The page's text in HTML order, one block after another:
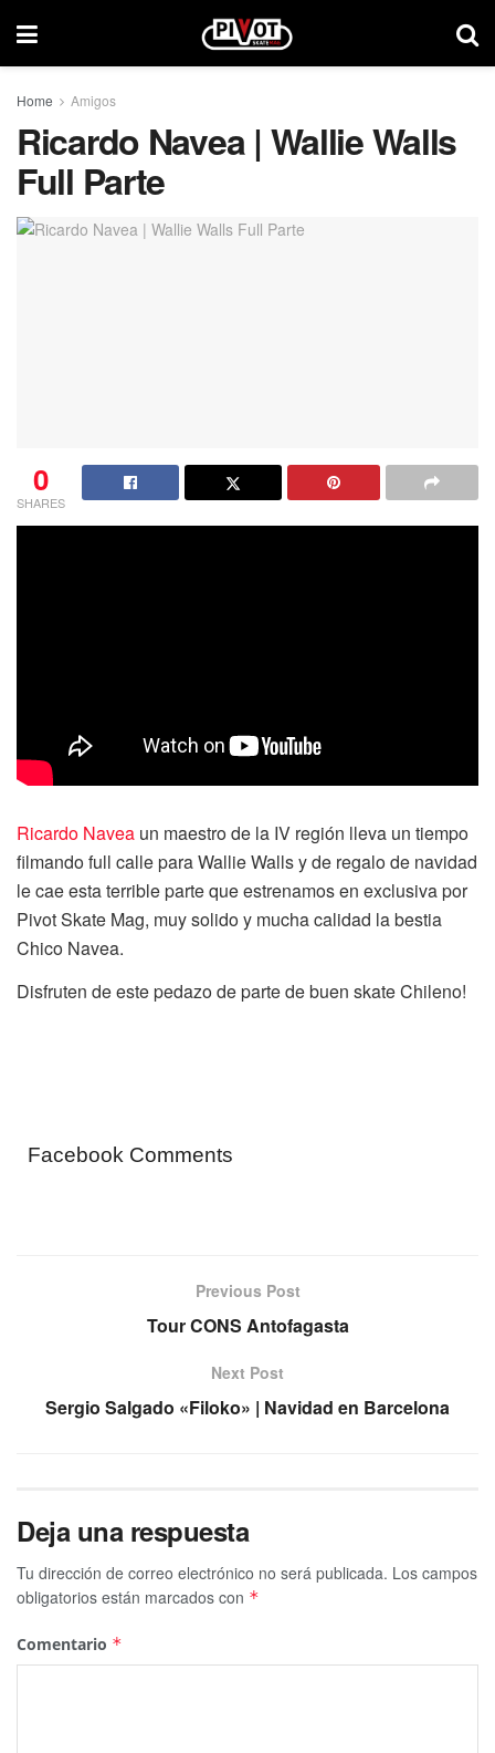
Home Amigos
Ricardo Navea | Wallie Walls
Full Parte
0
SHARES
Ricardo Navea un maestro de la IV región lleva un tiempo
filmando full calle para Wallie Walls y de regalo de navidad
le cae esta terrible parte que estrenamos en exclusiva por
Pivot Skate Mag, muy solido y mucha calidad la bestia
Chico Navea.
Disfruten de este pedazo de parte de buen skate Chileno!
Facebook Comments
Previous Post
Tour CONS Antofagasta
Next Post
Sergio Salgado «Filoko» | Navidad en Barcelona
Deja una respuesta
Tu dirección de correo electrónico no será publicada. Los campos
obligatorios están marcados con *
Comentario *